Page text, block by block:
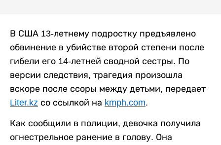
В США 13-летнему подростку предъявлено
обвинение в убийстве второй степени после
гибели его 14-летней сводной сестры. По
версии следствия, трагедия произошла
вскоре после ссоры между детьми, передает
Liter.kz со ссылкой на kmph.com.
Как сообщили в полиции, девочка получила
огнестрельное ранение в голову. Она